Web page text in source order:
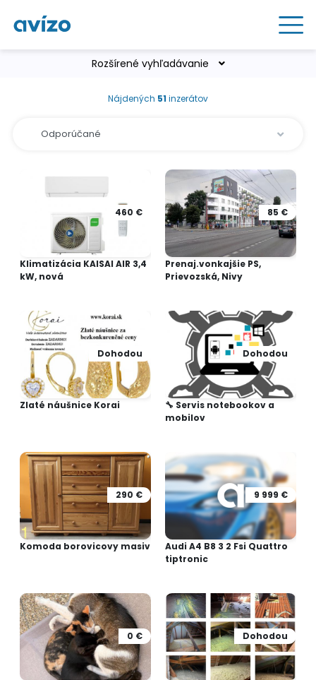
Rozšírené vyhľadávanie
Nájdených 51 inzerátov
460 €
Klimatizácia KAISAI AIR 3,4
kW, nová
85 €
Prenaj.vonkajšie PS,
Prievozská, Nivy
Dohodou
Zlaté náušnice Korai
Dohodou
🔧 Servis notebookov a
mobilov
290 €
Komoda borovicovy masiv
9 999 €
Audi A4 B8 3 2 Fsi Quattro
tiptronic
0 € Dohodou